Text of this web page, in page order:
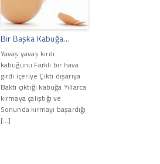
Bir Başka Kabuğa…
Yavaş yavaş kırdı
kabuğunu Farklı bir hava
girdi içeriye Çıktı dışarıya
Baktı çıktığı kabuğa Yıllarca
kırmaya çalıştığı ve
Sonunda kırmayı başardığı
[…]